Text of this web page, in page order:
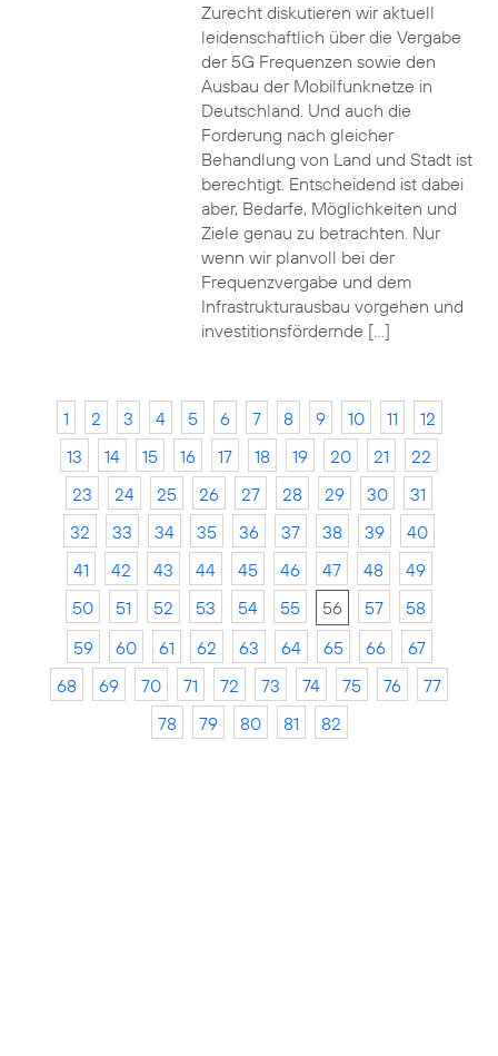
Zurecht diskutieren wir aktuell
leidenschaftlich über die Vergabe
der 5G Frequenzen sowie den
Ausbau der Mobilfunknetze in
Deutschland. Und auch die
Forderung nach gleicher
Behandlung von Land und Stadt ist
berechtigt. Entscheidend ist dabei
aber, Bedarfe, Möglichkeiten und
Ziele genau zu betrachten. Nur
wenn wir planvoll bei der
Frequenzvergabe und dem
Infrastrukturausbau vorgehen und
investitionsfördernde […]
1 2 3 4 5 6 7 8 9 10 11
12
13
14 15 16 17 18 19 20 21
22
23
24 25 26 27 28 29 30
31
32
33 34 35 36 37 38 39
40
41
42 43 44 45 46 47 48
49
50
51 52 53 54 55 56 57
58
59
60 61 62 63 64 65 66
67
68
69 70 71 72 73 74 75 76
77
78
79 80 81 82